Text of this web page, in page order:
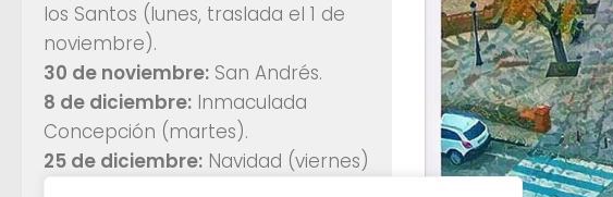
los Santos (lunes, traslada el 1 de
noviembre).
30 de noviembre: San Andrés.
8 de diciembre: Inmaculada
Concepción (martes).
25 de diciembre: Navidad (viernes)